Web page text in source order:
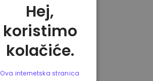
Hej,
koristimo
kolačiće.
Ova internetska stranica